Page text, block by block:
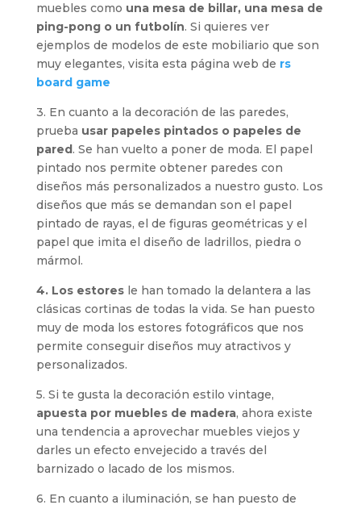
muebles como una mesa de billar, una mesa de
ping-pong o un futbolín. Si quieres ver
ejemplos de modelos de este mobiliario que son
muy elegantes, visita esta página web de rs
board game
3. En cuanto a la decoración de las paredes,
prueba usar papeles pintados o papeles de
pared. Se han vuelto a poner de moda. El papel
pintado nos permite obtener paredes con
diseños más personalizados a nuestro gusto. Los
diseños que más se demandan son el papel
pintado de rayas, el de figuras geométricas y el
papel que imita el diseño de ladrillos, piedra o
mármol.
4. Los estoresle han tomado la delantera a las
clásicas cortinas de todas la vida. Se han puesto
muy de moda los estores fotográficos que nos
permite conseguir diseños muy atractivos y
personalizados.
5. Si te gusta la decoración estilo vintage,
apuesta por muebles de madera, ahora existe
una tendencia a aprovechar muebles viejos y
darles un efecto envejecido a través del
barnizado o lacado de los mismos.
6. En cuanto a iluminación, se han puesto de